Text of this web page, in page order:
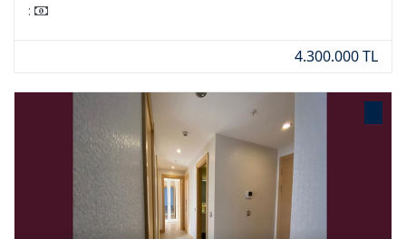
:
4.300.000 TL